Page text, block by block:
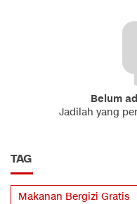
Belum
Jadilah yang
TAG
Makanan Bergizi Gratis